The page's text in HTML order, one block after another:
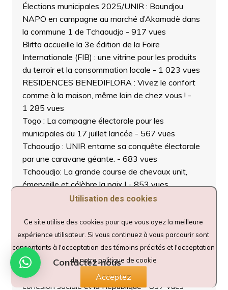
Élections municipales 2025/UNIR : Boundjou
NAPO en campagne au marché d’Akamadè dans
la commune 1 de Tchaoudjo - 917 vues
Blitta accueille la 3e édition de la Foire
Internationale (FIB) : une vitrine pour les produits
du terroir et la consommation locale - 1 023 vues
RESIDENCES BENEDIFLORA : Vivez le confort
comme à la maison, même loin de chez vous ! -
1 285 vues
Togo : La campagne électorale pour les
municipales du 17 juillet lancée - 567 vues
Tchaoudjo : UNIR entame sa conquête électorale
par une caravane géante. - 683 vues
Tchaoudjo: La grande course de chevaux unit,
émerveille et célèbre la paix !- 853 vues
LEOTA YENDOUBÉ : L’Hôtel de Référence à
Événements- 1 313 vues
Sokodé : Lancement officiel de la campagne
nationale de vaccination contre les maladies
animales prioritaires 2025-2026- 1 052 vues
Tchaoudjo : La jeunesse se lève pour la paix, la
cohésion sociale et la République- 837 vues
Utilisation des cookies
Ce site utilise des cookies pour que vous ayez la meilleure
expérience utilisateur. Si vous continuez à vous parcourir sont
consentants à l'acceptation des témoins précités et l'acceptation
de notre politique de cookie
Acceptez
Contactez-nous